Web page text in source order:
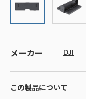
メーカー DJI
この製品について